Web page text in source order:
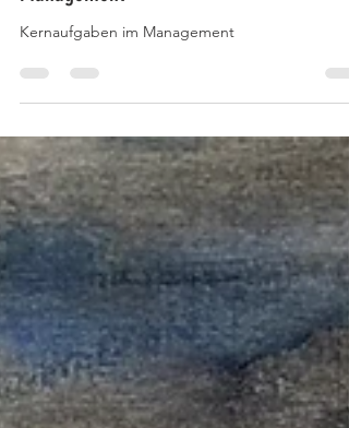
8. Aug. 2021
1 Min. Lesezeit
Die drei Schlüsselaufgaben im
Management